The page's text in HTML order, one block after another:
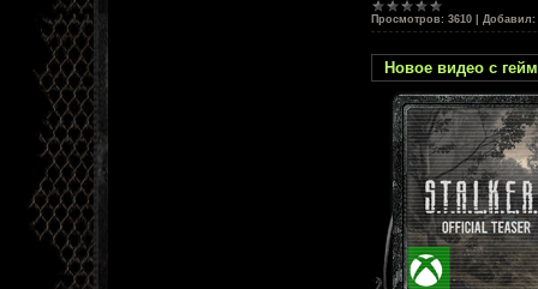
Просмотров: 3610 Добавил:
Новое видео с